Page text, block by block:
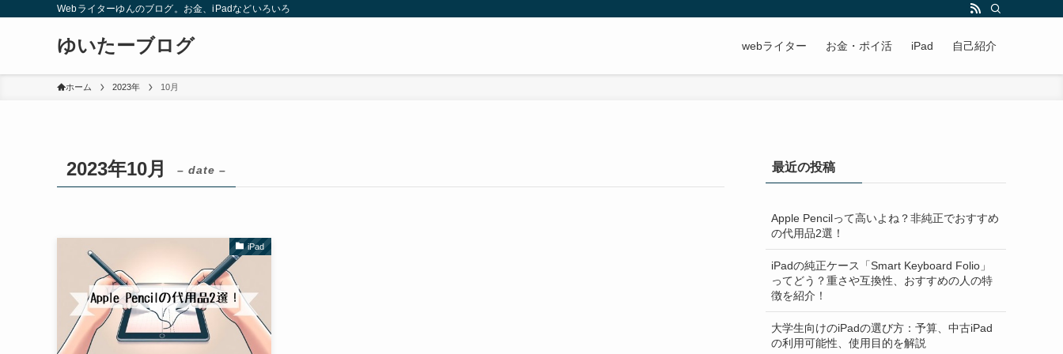
Webライターゆんのブログ。お金、iPadなどいろいろ
ゆいたーブログ webライター お金・ポイ活 iPad 自己紹介
ホーム 2023年 10月
2023年10月 – date –
iPad
最近の投稿
Apple Pencilって高いよね？非純正でおすすめ
の代用品2選！
iPadの純正ケース「Smart Keyboard Folio」
ってどう？重さや互換性、おすすめの人の特
徴を紹介！
大学生向けのiPadの選び方：予算、中古iPad
の利用可能性、使用目的を解説